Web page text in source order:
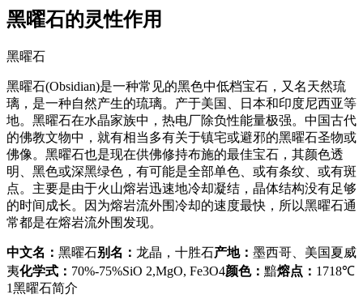
黑曜石的灵性作用
黑曜石
黑曜石(Obsidian)是一种常见的黑色中低档宝石，又名天然琉
璃，是一种自然产生的琉璃。产于美国、日本和印度尼西亚等
地。黑曜石在水晶家族中，热电厂除负性能量极强。中国古代
的佛教文物中，就有相当多有关于镇宅或避邪的黑曜石圣物或
佛像。黑曜石也是现在供佛修持布施的最佳宝石，其颜色透
明、黑色或深黑绿色，有可能是全部单色、或有条纹、或有斑
点。主要是由于火山熔岩迅速地冷却凝结，晶体结构没有足够
的时间成长。因为熔岩流外围冷却的速度最快，所以黑曜石通
常都是在熔岩流外围发现。
中文名： 黑曜石别名： 龙晶，十胜石产地： 墨西哥、美国夏威
夷化学式： 70%-75%SiO 2,MgO, Fe3O4颜色： 黯熔点： 1718℃
1黑曜石简介